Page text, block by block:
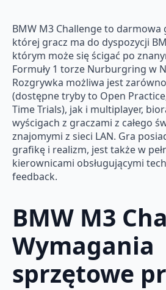
BMW M3 Challenge to darmowa
której gracz ma do dyspozycji
którym może się ścigać po
Formuły 1 torze Nurburgring w
Rozgrywka możliwa jest
(dostępne tryby to Open
Time Trials), jak i multiplayer,
wyścigach z graczami z całego
znajomymi z sieci LAN. Gra
grafikę i realizm, jest także w
kierownicami obsługującymi
feedback.
BMW M3
Wymagania
sprzętowe